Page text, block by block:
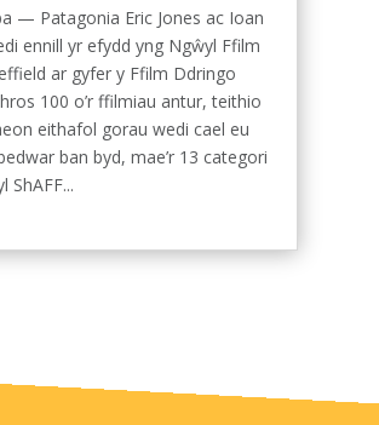
— Patagonia Eric Jones ac Ioan
ennill yr efydd yng Ngŵyl Ffilm
ar gyfer y Ffilm Ddringo
100 o’r ffilmiau antur, teithio
eithafol gorau wedi cael eu
ban byd, mae’r 13 categori
ShAFF...